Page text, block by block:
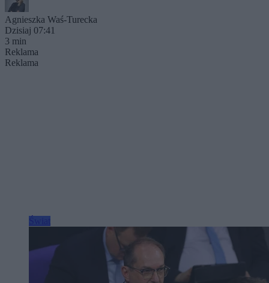
Agnieszka Waś-Turecka
Dzisiaj 07:41
3 min
Reklama
Reklama